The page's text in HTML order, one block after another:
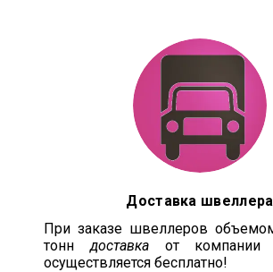
Доставка швеллера
При заказе швеллеров
тонндоставкаот компании
осуществляется бесплатно!